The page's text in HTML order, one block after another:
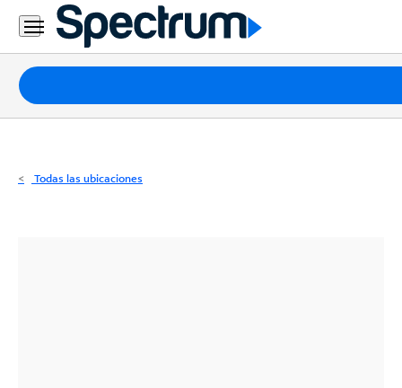
Residencial
Business
Paquetes
Internet
Todas las ubicaciones